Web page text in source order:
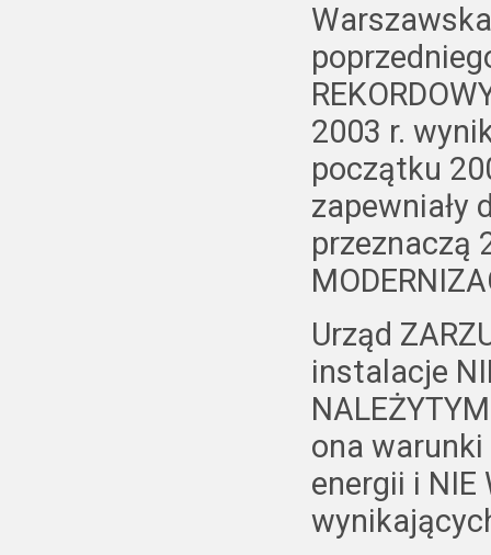
2003 r.
początku
zapewniały
przeznaczą
Urząd
instalacje
ona
energii i NIE